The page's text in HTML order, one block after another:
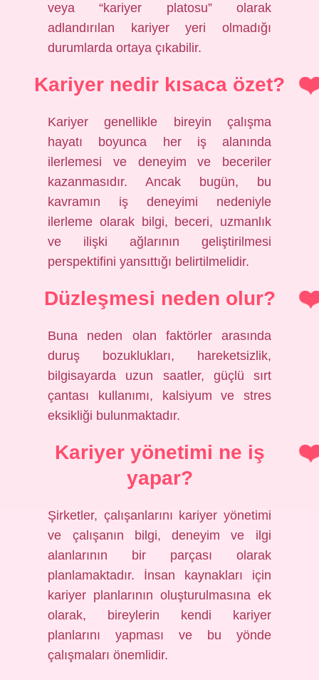
veya “kariyer platosu” olarak
adlandırılan kariyer yeri olmadığı
durumlarda ortaya çıkabilir.
Kariyer nedir kısaca özet?
Kariyer genellikle bireyin çalışma
hayatı boyunca her iş alanında
ilerlemesi ve deneyim ve beceriler
kazanmasıdır. Ancak bugün, bu
kavramın iş deneyimi nedeniyle
ilerleme olarak bilgi, beceri, uzmanlık
ve ilişki ağlarının geliştirilmesi
perspektifini yansıttığı belirtilmelidir.
Düzleşmesi neden olur?
Buna neden olan faktörler arasında
duruş bozuklukları, hareketsizlik,
bilgisayarda uzun saatler, güçlü sırt
çantası kullanımı, kalsiyum ve stres
eksikliği bulunmaktadır.
Kariyer yönetimi ne iş
yapar?
Şirketler, çalışanlarını kariyer yönetimi
ve çalışanın bilgi, deneyim ve ilgi
alanlarının bir parçası olarak
planlamaktadır. İnsan kaynakları için
kariyer planlarının oluşturulmasına ek
olarak, bireylerin kendi kariyer
planlarını yapması ve bu yönde
çalışmaları önemlidir.